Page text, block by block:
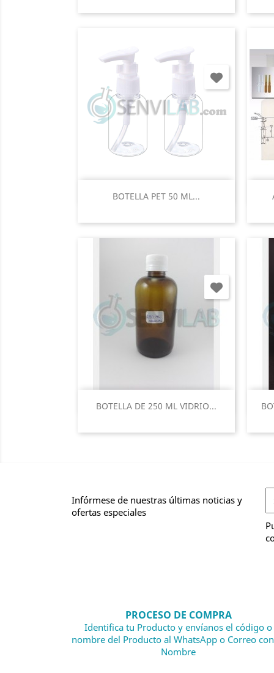
BOTELLA PET 50 ML...
Vista rápida
BOTELLA DE 250 ML VIDRIO...
 Vista rápida
Infórmese de nuestras últimas noticias y
ofertas especiales
PROCESO DE COMPRA
Identifica tu Producto y envíanos el código o
nombre del Producto al WhatsApp o Correo
Nombre